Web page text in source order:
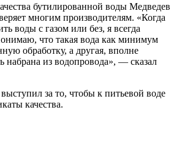
бутилированной воды Медведев
многим производителям. «Когда
воды с газом или без, я всегда
что такая вода как минимум
обработку, а другая, вполне
набрана из водопровода», — сказал
выступил за то, чтобы к питьевой воде
качества.